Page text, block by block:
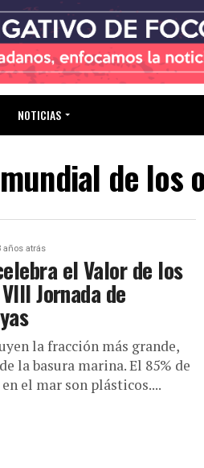
NOTICIAS
de los
años atrás
el Valor de los
Jornada de
la fracción más grande,
la basura marina. El 85% de
el mar son plásticos....